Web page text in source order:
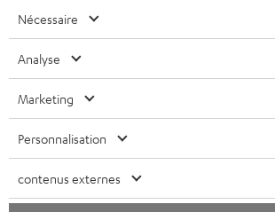
a
n
e
w
s
l
e
t
STEREO
SMART HOME
BLUETOOTH
CASQUES AUDIO
CASQUES BLUETOOTH AUDIO
CARRIÈRE
PRESSE
B2B
ALLEMAGNE
SUISSE
Nécessaire
Analyse
Marketing
Personnalisation
contenus externes